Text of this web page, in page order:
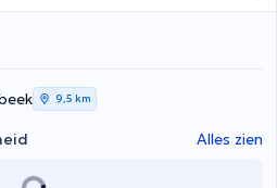
9,5 km
Alles zien